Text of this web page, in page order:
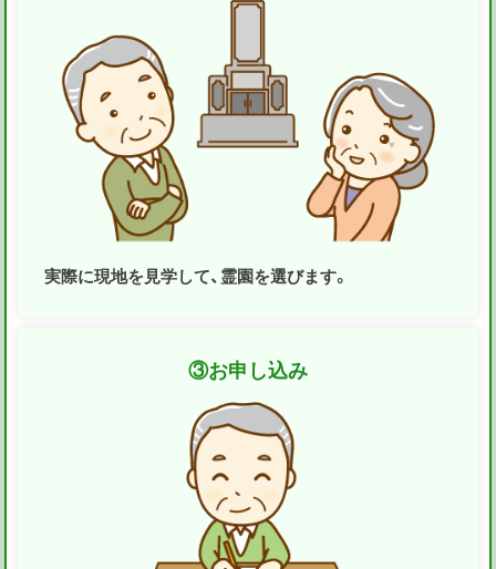
実際に現地を見学して、霊園を選びます。
③お申し込み